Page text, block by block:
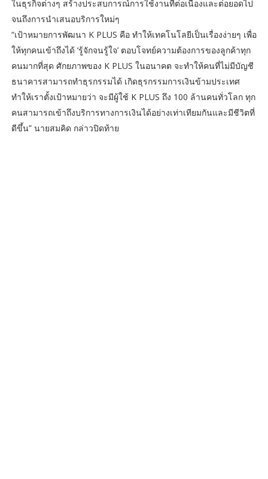
ในธุรกิจต่างๆ สร้างประสบการณ์การใช้งานที่ต่อเนื่องและต่อยอดไป
จนถึงการนำเสนอบริการใหม่ๆ
“เป้าหมายการพัฒนา K PLUS คือ ทำให้เทคโนโลยีเป็นเรื่องง่ายๆ เพื่อ
ให้ทุกคนเข้าถึงได้ ‘รู้จักจนรู้ใจ’ ตอบโจทย์ความต้องการของลูกค้าทุก
คนมากที่สุด ศักยภาพของ K PLUS ในอนาคต จะทำให้คนที่ไม่มีบัญชี
ธนาคารสามารถทำธุรกรรมได้ เกิดธุรกรรมการเงินข้ามประเทศ
ทำให้เราตั้งเป้าหมายว่า จะมีผู้ใช้ K PLUS ถึง 100 ล้านคนทั่วโลก ทุก
คนสามารถเข้าถึงบริการทางการเงินได้อย่างเท่าเทียมกันและมีชีวิตที่
ดีขึ้น” นายสมคิด กล่าวปิดท้าย